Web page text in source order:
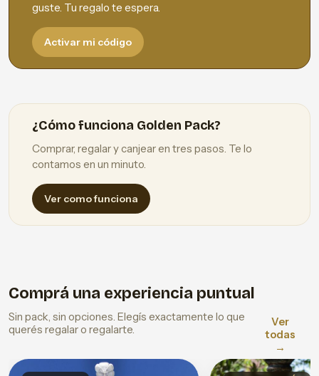
guste. Tu regalo te espera.
Activar mi código
¿Cómo funciona Golden Pack?
Comprar, regalar y canjear en tres pasos. Te lo
contamos en un minuto.
Ver como funciona
Comprá una experiencia puntual
Sin pack, sin opciones. Elegís exactamente lo que
querés regalar o regalarte.
Ver
todas
→